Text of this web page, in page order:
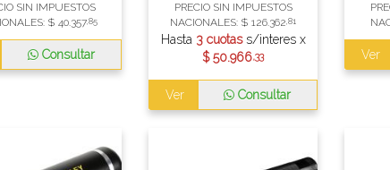
SIN IMPUESTOS
$ 40.357,85
Consultar
PRECIO SIN IMPUESTOS
NACIONALES: $ 126.362,81
Hasta 3 cuotass/interes x
$ 50.966,33
Ver Consultar
Ver